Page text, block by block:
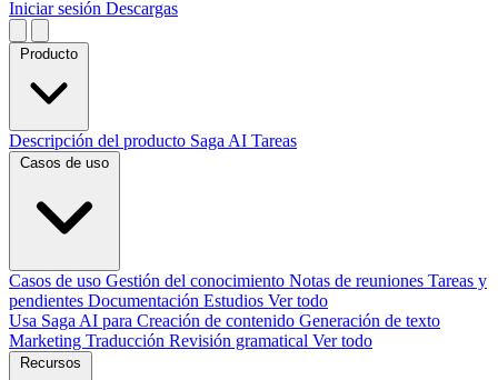
Iniciar sesión Descargas
Descripción del producto Saga AI Tareas
Casos de uso Gestión del conocimiento Notas de reuniones Tareas y
pendientes Documentación Estudios Ver todo
Usa Saga AI para Creación de contenido Generación de texto
Marketing Traducción Revisión gramatical Ver todo